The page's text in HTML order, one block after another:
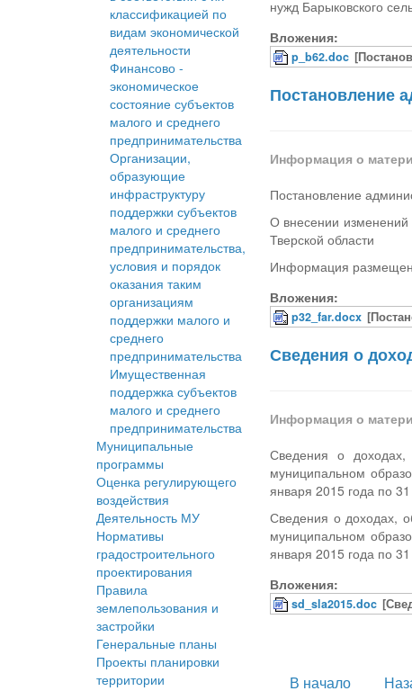
классификацией по
видам экономической
деятельности
Финансово -
экономическое
состояние субъектов
малого и среднего
предпринимательства
Организации,
образующие
инфраструктуру
поддержки субъектов
малого и среднего
предпринимательства,
условия и порядок
оказания таким
организациям
поддержки малого и
среднего
предпринимательства
Имущественная
поддержка субъектов
малого и среднего
предпринимательства
Муниципальные
программы
Оценка регулирующего
воздействия
Деятельность МУ
Нормативы
градостроительного
проектирования
Правила
землепользования и
застройки
Генеральные планы
Проекты планировки
территории
нужд Барыковского
Вложения:
p_b62.doc
Постановление
Информация о
Постановление
О внесении изменений
Тверской области
Информация
Вложения:
p32_far.docx
Сведения о
Информация о
Сведения о
муниципальном
января 2015 года по
Сведения о доходах,
муниципальном
января 2015 года по
Вложения:
sd_sla2015.doc
В начало